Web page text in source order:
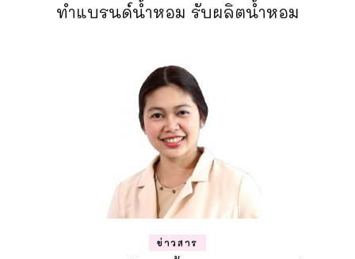
ทำแบรนด์น้ำหอม รับผลิตน้ำหอม
ข่าวสาร